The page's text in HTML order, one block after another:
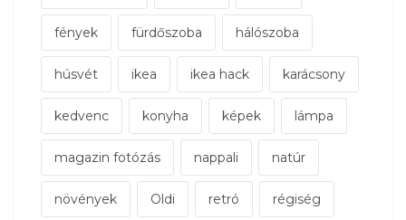
fények fürdőszoba hálószoba
húsvét ikea ikea hack karácsony
kedvenc konyha képek lámpa
magazin fotózás nappali natúr
növények Oldi retró régiség